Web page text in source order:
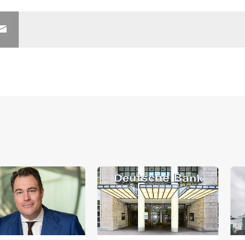
bij Banken.nl
met Banken.nl biedt diverse mogelijkheden om je merk
voor de Nederlandse bankensector.